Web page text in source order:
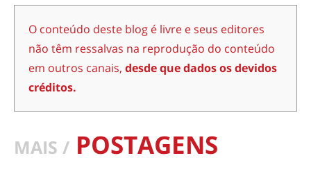
O conteúdo deste blog é livre e seus editores
não têm ressalvas na reprodução do conteúdo
em outros canais, desde que dados os devidos
créditos.
MAIS / POSTAGENS